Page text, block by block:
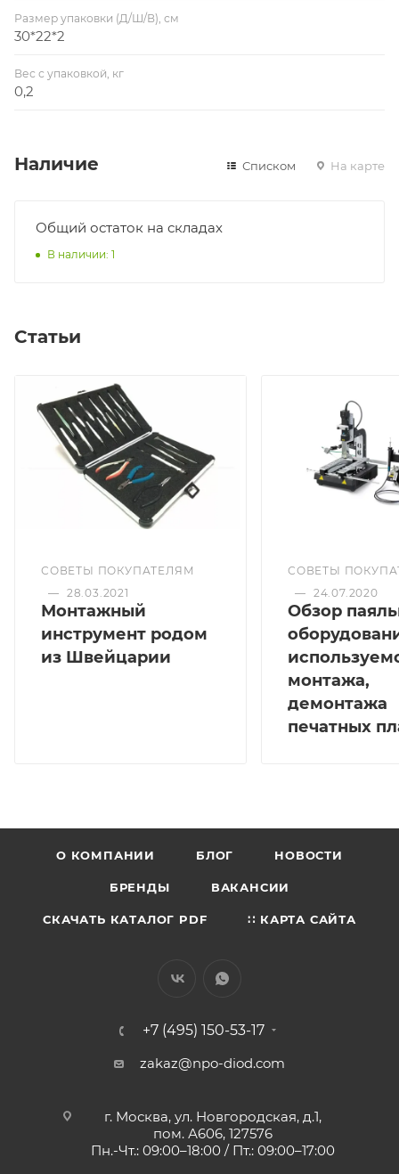
Размер упаковки (Д/Ш/В), см
30*22*2
Вес с упаковкой, кг
0,2
Наличие Списком На карте
Общий остаток на складах
В наличии: 1
Статьи
СОВЕТЫ ПОКУПАТЕЛЯМ
— 28.03.2021
Монтажный
инструмент родом
из Швейцарии
СОВЕТЫ
— 24.07.2020
Обзор
монтажа,
демонтажа
печатных
О КОМПАНИИ БЛОГ НОВОСТИ
БРЕНДЫ ВАКАНСИИ
СКАЧАТЬ КАТАЛОГ PDF ∷ КАРТА САЙТА
+7 (495) 150-53-17
zakaz@npo-diod.com
г. Москва, ул. Новгородская, д.1,
пом. А606, 127576
Пн.-Чт.: 09:00–18:00 / Пт.: 09:00–17:00